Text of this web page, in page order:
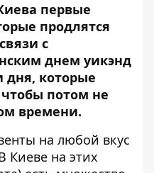
первые
продлятся
с
днем уикэнд
дня, которые
потом не
времени.
на любой вкус
Киеве на этих